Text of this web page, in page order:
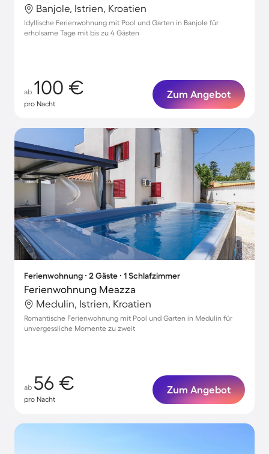
Banjole, Istrien, Kroatien
Idyllische Ferienwohnung mit Pool und Garten in Banjole für
erholsame Tage mit bis zu 4 Gästen
ab 100 €
pro Nacht
Zum Angebot
Ferienwohnung ∙ 2 Gäste ∙ 1 Schlafzimmer
Ferienwohnung Meazza
Medulin, Istrien, Kroatien
Romantische Ferienwohnung mit Pool und Garten in Medulin für
unvergessliche Momente zu zweit
ab 56 €
pro Nacht
Zum Angebot